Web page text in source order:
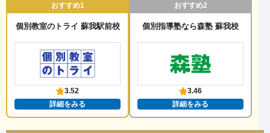
おすすめ1
個別教室のトライ 蘇我駅前校
3.52
詳細をみる
おすすめ2
個別指導塾なら森塾 蘇我校
3.46
詳細をみる